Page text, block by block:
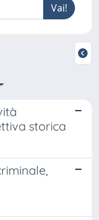
storica